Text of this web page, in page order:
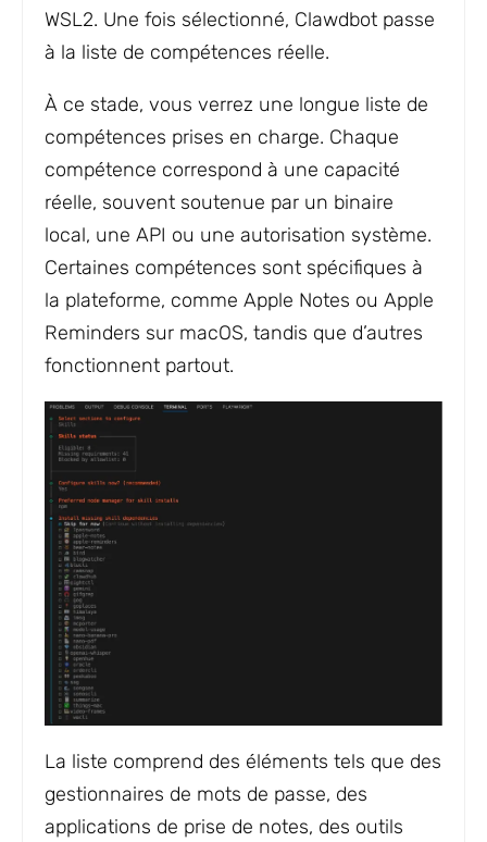
WSL2. Une fois sélectionné, Clawdbot passe
à la liste de compétences réelle.
À ce stade, vous verrez une longue liste de
compétences prises en charge. Chaque
compétence correspond à une capacité
réelle, souvent soutenue par un binaire
local, une API ou une autorisation système.
Certaines compétences sont spécifiques à
la plateforme, comme Apple Notes ou Apple
Reminders sur macOS, tandis que d’autres
fonctionnent partout.
La liste comprend des éléments tels que des
gestionnaires de mots de passe, des
applications de prise de notes, des outils